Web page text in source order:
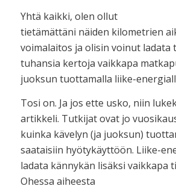
Yhtä kaikki, olen ollut
tietämättäni näiden kilometrien
voimalaitos ja olisin voinut ladata
tuhansia kertoja vaikkapa
juoksun tuottamalla liike-
Tosi on. Ja jos ette usko, niin
artikkeli. Tutkijat ovat jo
kuinka kävelyn (ja juoksun)
saataisiin hyötykäyttöön. Liike-
ladata kännykän lisäksi vaikkapa
Ohessa aiheesta